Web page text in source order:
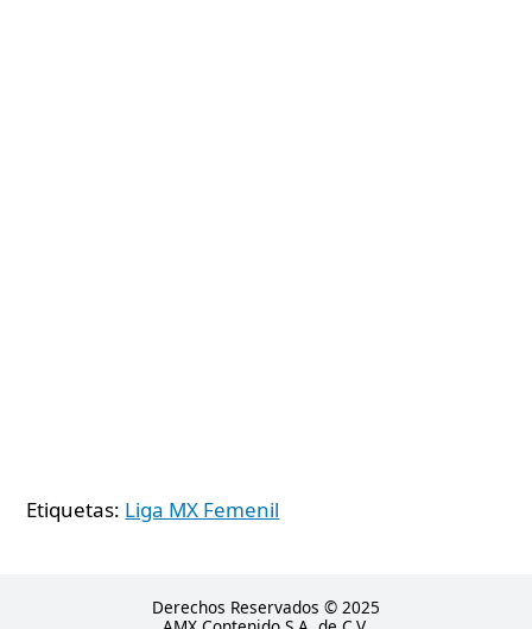
Etiquetas: Liga MX Femenil
Derechos Reservados © 2025